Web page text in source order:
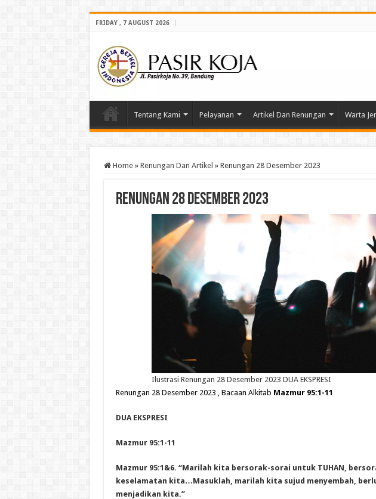
FRIDAY , 7 AUGUST 2026
Tentang Kami Pelayanan Artikel Dan Renungan Warta
Home » Renungan Dan Artikel » Renungan 28 Desember 2023
Renungan 28 Desember 2023
Ilustrasi Renungan 28 Desember 2023 DUA EKSPRESI
Renungan 28 Desember 2023 , Bacaan Alkitab Mazmur 95:1-11
DUA EKSPRESI
Mazmur 95:1-11
Mazmur 95:1&6. “Marilah kita bersorak-sorai untuk TUHAN,
keselamatan kita…Masuklah, marilah kita sujud menyembah,
menjadikan kita.”